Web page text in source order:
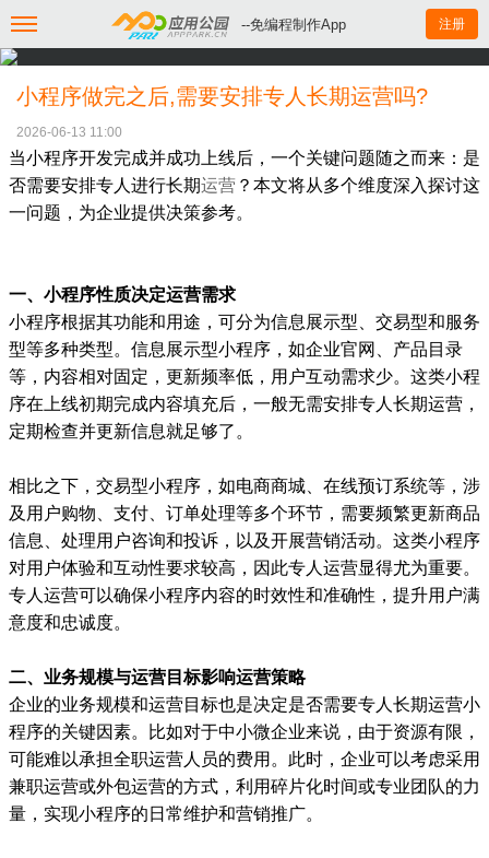
--免编程制作App 注册
小程序做完之后,需要安排专人长期运营吗?
2026-06-13 11:00
当小程序开发完成并成功上线后，一个关键问题随之而来：是
否需要安排专人进行长期运营 ？本文将从多个维度深入探讨这
一问题，为企业提供决策参考。
一、小程序性质决定运营需求
小程序根据其功能和用途，可分为信息展示型、交易型和服务
型等多种类型。信息展示型小程序，如企业官网、产品目录
等，内容相对固定，更新频率低，用户互动需求少。这类小程
序在上线初期完成内容填充后，一般无需安排专人长期运营，
定期检查并更新信息就足够了。
相比之下，交易型小程序，如电商商城、在线预订系统等，涉
及用户购物、支付、订单处理等多个环节，需要频繁更新商品
信息、处理用户咨询和投诉，以及开展营销活动。这类小程序
对用户体验和互动性要求较高，因此专人运营显得尤为重要。
专人运营可以确保小程序内容的时效性和准确性，提升用户满
意度和忠诚度。
二、业务规模与运营目标影响运营策略
企业的业务规模和运营目标也是决定是否需要专人长期运营小
程序的关键因素。比如对于中小微企业来说，由于资源有限，
可能难以承担全职运营人员的费用。此时，企业可以考虑采用
兼职运营或外包运营的方式，利用碎片化时间或专业团队的力
量，实现小程序的日常维护和营销推广。